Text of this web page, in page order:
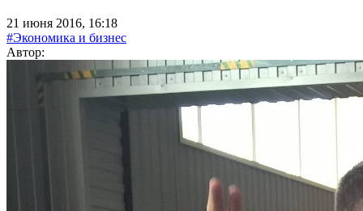
21 июня 2016, 16:18
#Экономика и бизнес
Автор: